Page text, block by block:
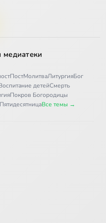
медиатеки
ПостМолитваЛитургияБог
детейСмерть
Покров Богородицы
ПятидесятницаВсе темы →